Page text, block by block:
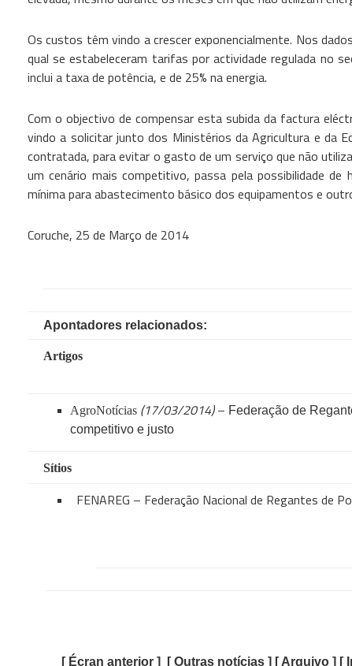
Os custos têm vindo a crescer exponencialmente. Nos
qual se estabeleceram tarifas por actividade regulada no
inclui a taxa de potência, e de 25% na energia.
Com o objectivo de compensar esta subida da factura
vindo a solicitar junto dos Ministérios da Agricultura e da
contratada, para evitar o gasto de um serviço que não
um cenário mais competitivo, passa pela possibilidade
mínima para abastecimento básico dos equipamentos e
Coruche, 25 de Março de 2014
Apontadores relacionados:
Artigos
AgroNotícias (17/03/2014)– Federação de
competitivo e justo
Sítios
FENAREG – Federação Nacional de Regantes de
[ Écran anterior ] [ Outras notícias ] [ Arquivo ] [